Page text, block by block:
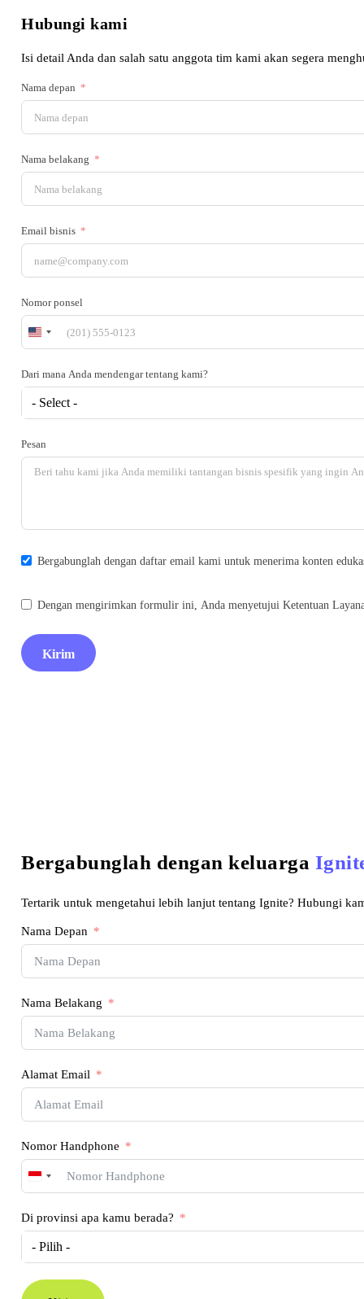
Hubungi kami
Isi detail Anda dan salah satu anggota tim kami akan segera
Nama depan
Nama belakang
Email bisnis
Nomor ponsel
United
States
+1
Dari mana Anda mendengar tentang kami?
- Select -
Pesan
Bergabunglah dengan daftar email kami untuk menerima konten
Dengan mengirimkan formulir ini, Anda menyetujui Ketentuan
Kirim
Bergabunglah dengan keluarga
Tertarik untuk mengetahui lebih lanjut tentang Ignite? Hubungi
Nama Depan
Nama Belakang
Alamat Email
Nomor Handphone
Indonesia
+62
Di provinsi apa kamu berada?
- Pilih -